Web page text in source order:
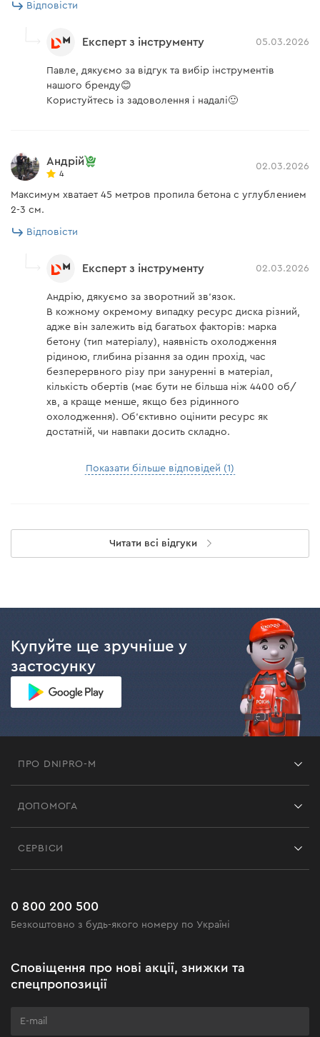
Відповісти
Експерт з інструменту 05.03.2026
Павле, дякуємо за відгук та вибір інструментів
нашого бренду😊
Користуйтесь із задоволення і надалі🙂
Андрій
4
02.03.2026
Максимум хватает 45 метров пропила бетона с углублением
2-3 см.
Відповісти
Експерт з інструменту 02.03.2026
Андрію, дякуємо за зворотний зв'язок.
В кожному окремому випадку ресурс диска різний,
адже він залежить від багатьох факторів: марка
бетону (тип матеріалу), наявність охолодження
рідиною, глибина різання за один прохід, час
безперервного різу при зануренні в матеріал,
кількість обертів (має бути не більша ніж 4400 об/
хв, а краще менше, якщо без рідинного
охолодження). Об'єктивно оцінити ресурс як
достатній, чи навпаки досить складно.
Показати більше відповідей (1)
Читати всі відгуки
Купуйте ще зручніше у
застосунку
ПРО DNIPRO-M
Чорна п'ятниця
Клуб майстерності
ДОПОМОГА
Поширені запитання
СЕРВІСИ
0 800 200 500
Безкоштовно з будь-якого номеру по Україні
Сповіщення про нові акції, знижки та
спецпропозиції